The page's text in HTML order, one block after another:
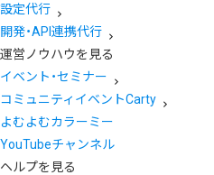
設定代行
開発・API連携代行
運営ノウハウを見る
イベント・セミナー
コミュニティイベントCarty
よむよむカラーミー
YouTubeチャンネル
ヘルプを見る